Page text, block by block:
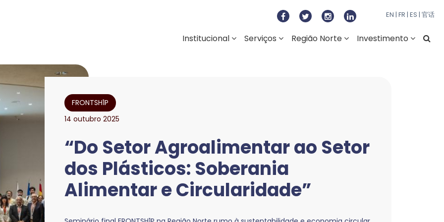
e Desenvolvimento Regional do Norte
EN | FR | ES | 官话
Institucional Serviços Região Norte Investimento
FRONTSH1P
14 outubro 2025
“Do Setor Agroalimentar ao Setor
dos Plásticos: Soberania
Alimentar e Circularidade”